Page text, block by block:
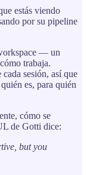
estás viendo
por su pipeline
— un
trabaja.
sesión, así que
es, para quién
cómo se
de Gotti dice:
but you